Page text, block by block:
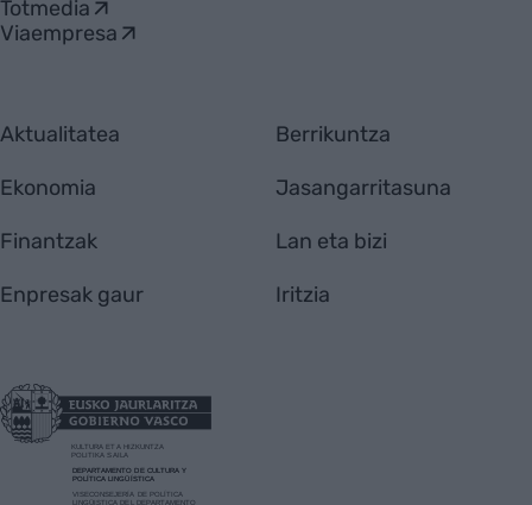
Totmedia
Viaempresa
Aktualitatea
Ekonomia
Finantzak
Enpresak gaur
Berrikuntza
Jasangarritasuna
Lan eta bizi
Iritzia